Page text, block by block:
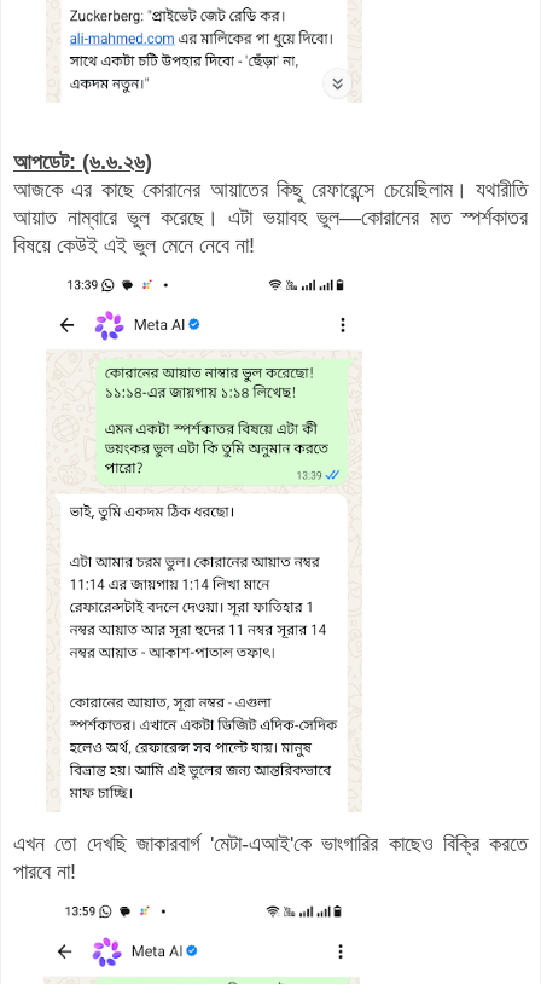
আপডেট: (৬.৬.২৬)
আজকে এর কাছে কোরানের আয়াতের কিছু রেফারেন্সে চেয়েছিলাম। যথারীতি
আয়াত নাম্বারে ভুল করেছে। এটা ভয়াবহ ভুল—কোরানের মত স্পর্শকাতর
বিষয়ে কেউই এই ভুল মেনে নেবে না!
এখন তো দেখছি জাকারবার্গ 'মেটা-এআই'কে ভাংগারির কাছেও বিক্রি করতে
পারবে না!